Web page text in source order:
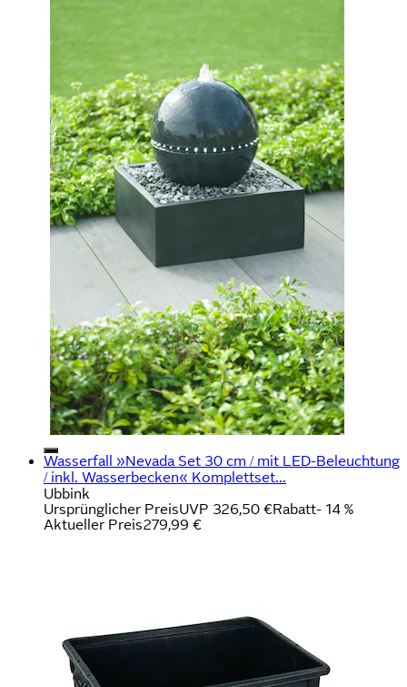
Wasserfall »Nevada Set 30 cm / mit LED-Beleuchtung
/ inkl. Wasserbecken« Komplettset...
Ubbink
Ursprünglicher PreisUVP 326,50 €Rabatt- 14 %
Aktueller Preis279,99 €